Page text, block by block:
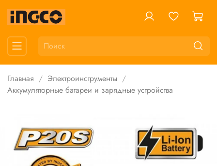
Главная
Электроинструменты
Аккумуляторные батареи и зарядные устройства